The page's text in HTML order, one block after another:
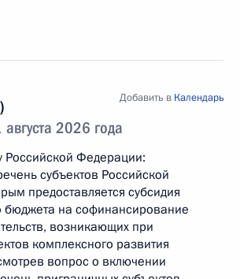
2026 года
Добавить в Календарь
Российской Федерации:
субъектов Российской
предоставляется субсидия
бюджета на софинансирование
возникающих при
комплексного развития
вопрос о включении